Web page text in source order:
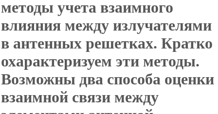
методы учета взаимного
влияния между излучателями
в антенных решетках. Кратко
охарактеризуем эти методы.
Возможны два способа оценки
взаимной связи между